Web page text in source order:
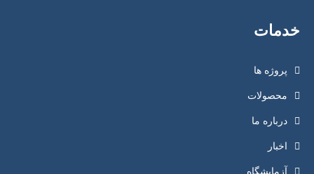
خدمات
پروژه ها
محصولات
درباره ما
اخبار
آزمایشگاه